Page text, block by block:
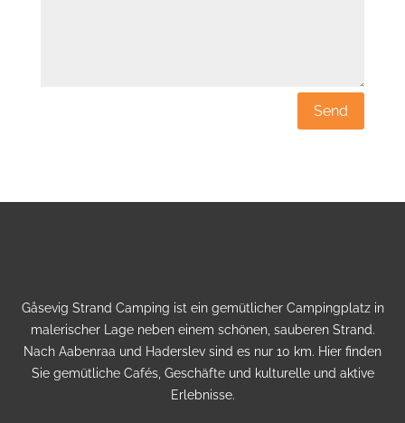
Send
Gåsevig Strand Camping ist ein gemütlicher Campingplatz in
malerischer Lage neben einem schönen, sauberen Strand.
Nach Aabenraa und Haderslev sind es nur 10 km. Hier finden
Sie gemütliche Cafés, Geschäfte und kulturelle und aktive
Erlebnisse.